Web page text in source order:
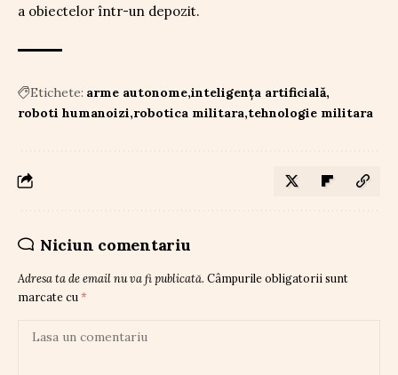
a obiectelor într-un depozit.
Etichete: arme autonome inteligența artificială
roboti humanoizi robotica militara tehnologie militara
Niciun comentariu
Adresa ta de email nu va fi publicată. Câmpurile obligatorii sunt
marcate cu *